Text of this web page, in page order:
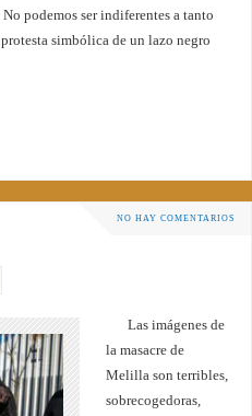
podemos ser indiferentes a tanto
simbólica de un lazo negro
NO HAY COMENTARIOS
Las imágenes de
la masacre de
Melilla son terribles,
sobrecogedoras,